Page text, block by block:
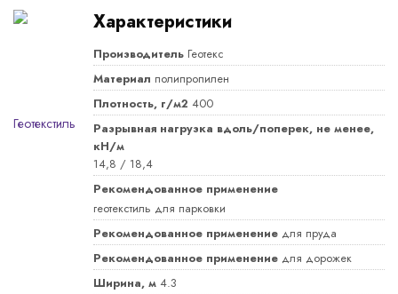
Характеристики
Производитель Геотекс
Материал полипропилен
Плотность, г/м2 400
Разрывная нагрузка вдоль/поперек, не менее,
кН/м
14,8 / 18,4
Рекомендованное применение
геотекстиль для парковки
Рекомендованное применение для пруда
Рекомендованное применение для дорожек
Ширина, м 4.3